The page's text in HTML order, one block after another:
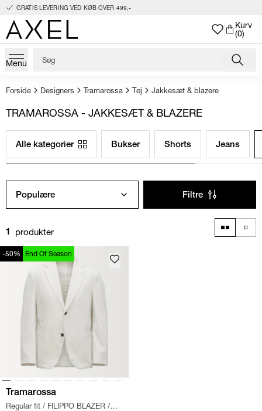
GRATIS LEVERING VED KØB OVER 499,-
Kurv
(0)
Menu
Forside Designers Tramarossa Tøj Jakkesæt & blazere
TRAMAROSSA - JAKKESÆT & BLAZERE
Alle kategorier Bukser Shorts Jeans
Populære Filtre
1 produkter
-50% End Of Season
Tramarossa
Regular fit / FILIPPO BLAZER /